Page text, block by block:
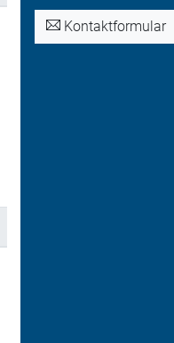
Kontaktformular